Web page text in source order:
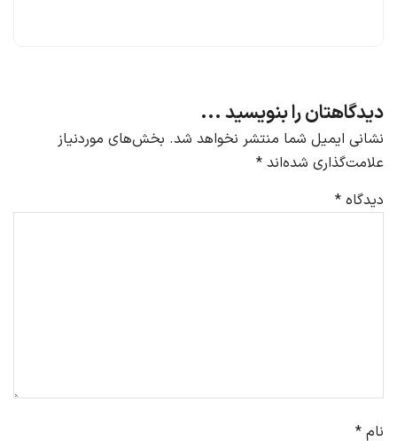
دیدگاهتان را بنویسید ...
نشانی ایمیل شما منتشر نخواهد شد. بخش‌های موردنیاز
علامت‌گذاری شده‌اند *
دیدگاه *
نام *